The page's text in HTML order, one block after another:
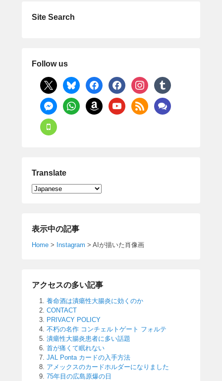
b
k
Site Search
Follow us
x bluesky facebookfacebookinstagramtumblr
messengerwhatsappamazon youtube rss comments
mobile
Translate
表示中の記事
Home > Instagram > AIが描いた肖像画
アクセスの多い記事
養命酒は潰瘍性大腸炎に効くのか
CONTACT
PRIVACY POLICY
不朽の名作 コンチェルトゲート フォルテ
潰瘍性大腸炎患者に多い話題
首が痛くて眠れない
JAL Ponta カードの入手方法
アメックスのカードホルダーになりました
75年目の広島原爆の日